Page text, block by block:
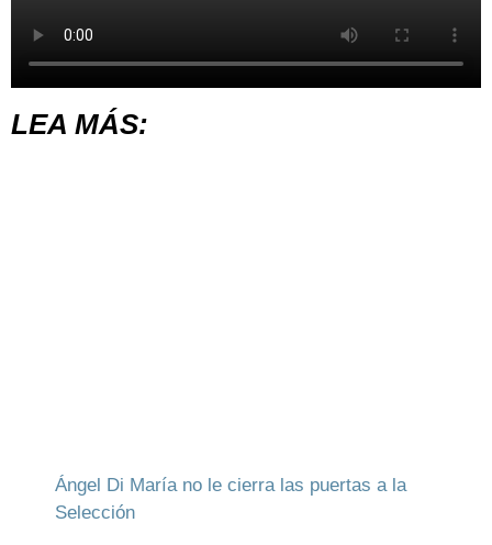
LEA MÁS:
Ángel Di María no le cierra las puertas a la
Selección